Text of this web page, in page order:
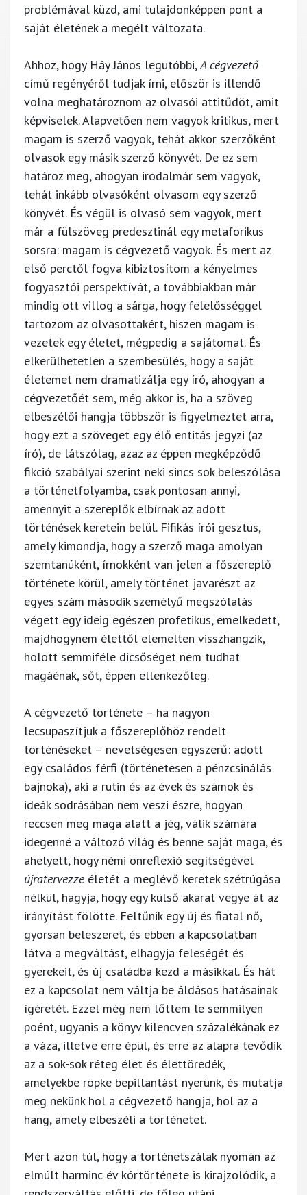
problémával küzd, ami tulajdonképpen pont a
saját életének a megélt változata.
Ahhoz, hogy Háy János legutóbbi,A cégvezető
című regényéről tudjak írni, először is illendő
volna meghatároznom az olvasói attitűdöt, amit
képviselek. Alapvetően nem vagyok kritikus, mert
magam is szerző vagyok, tehát akkor szerzőként
olvasok egy másik szerző könyvét. De ez sem
határoz meg, ahogyan irodalmár sem vagyok,
tehát inkább olvasóként olvasom egy szerző
könyvét. És végül is olvasó sem vagyok, mert
már a fülszöveg predesztinál egy metaforikus
sorsra: magam is cégvezető vagyok. És mert az
első perctől fogva kibiztosítom a kényelmes
fogyasztói perspektívát, a továbbiakban már
mindig ott villog a sárga, hogy felelősséggel
tartozom az olvasottakért, hiszen magam is
vezetek egy életet, mégpedig a sajátomat. És
elkerülhetetlen a szembesülés, hogy a saját
életemet nem dramatizálja egy író, ahogyan a
cégvezetőét sem, még akkor is, ha a szöveg
elbeszélői hangja többször is figyelmeztet arra,
hogy ezt a szöveget egy élő entitás jegyzi (az
író), de látszólag, azaz az éppen megképződő
fikció szabályai szerint neki sincs sok beleszólása
a történetfolyamba, csak pontosan annyi,
amennyit a szereplők elbírnak az adott
történések keretein belül. Fifikás írói gesztus,
amely kimondja, hogy a szerző maga amolyan
szemtanúként, írnokként van jelen a főszereplő
története körül, amely történet javarészt az
egyes szám második személyű megszólalás
végett egy ideig egészen profetikus, emelkedett,
majdhogynem élettől elemelten visszhangzik,
holott semmiféle dicsőséget nem tudhat
magáénak, sőt, éppen ellenkezőleg.
A cégvezető története – ha nagyon
lecsupaszítjuk a főszereplőhöz rendelt
történéseket – nevetségesen egyszerű: adott
egy családos férfi (történetesen a pénzcsinálás
bajnoka), aki a rutin és az évek és számok és
ideák sodrásában nem veszi észre, hogyan
reccsen meg maga alatt a jég, válik számára
idegenné a változó világ és benne saját maga, és
ahelyett, hogy némi önreflexió segítségével
újratervezzeéletét a meglévő keretek szétrúgása
nélkül, hagyja, hogy egy külső akarat vegye át az
irányítást fölötte. Feltűnik egy új és fiatal nő,
gyorsan beleszeret, és ebben a kapcsolatban
látva a megváltást, elhagyja feleségét és
gyerekeit, és új családba kezd a másikkal. És hát
ez a kapcsolat nem váltja be áldásos hatásainak
ígéretét. Ezzel még nem lőttem le semmilyen
poént, ugyanis a könyv kilencven százalékának ez
a váza, illetve erre épül, és erre az alapra tevődik
az a sok-sok réteg élet és élettöredék,
amelyekbe röpke bepillantást nyerünk, és mutatja
meg nekünk hol a cégvezető hangja, hol az a
hang, amely elbeszéli a történetet.
Mert azon túl, hogy a történetszálak nyomán az
elmúlt harminc év kórtörténete is kirajzolódik, a